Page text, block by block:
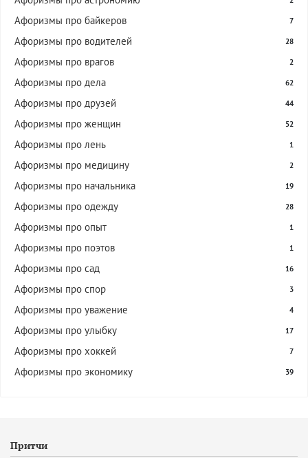
Афоризмы про байкеров 7
Афоризмы про водителей 28
Афоризмы про врагов 2
Афоризмы про дела 62
Афоризмы про друзей 44
Афоризмы про женщин 52
Афоризмы про лень 1
Афоризмы про медицину 2
Афоризмы про начальника 19
Афоризмы про одежду 28
Афоризмы про опыт 1
Афоризмы про поэтов 1
Афоризмы про сад 16
Афоризмы про спор 3
Афоризмы про уважение 4
Афоризмы про улыбку 17
Афоризмы про хоккей 7
Афоризмы про экономику 39
Притчи